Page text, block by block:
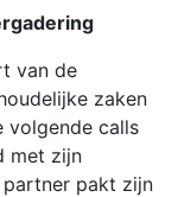
van de
zaken
volgende calls
met zijn
pakt zijn